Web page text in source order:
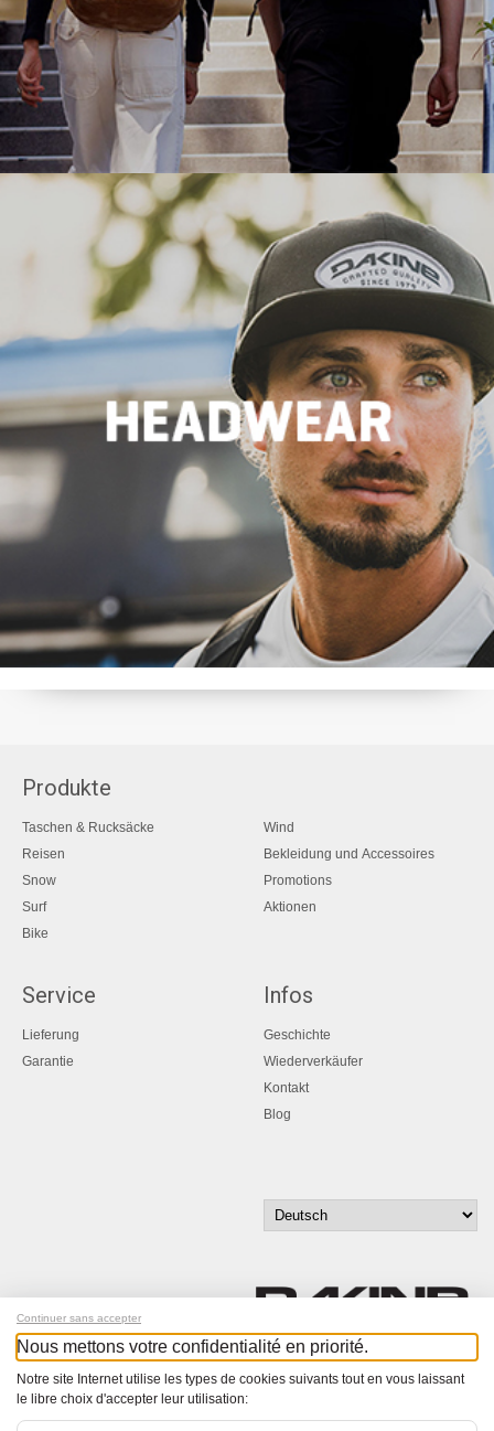
Produkte
Taschen & Rucksäcke
Reisen
Snow
Surf
Bike
Wind
Bekleidung und Accessoires
Promotions
Aktionen
Service
Lieferung
Garantie
Infos
Geschichte
Wiederverkäufer
Kontakt
Blog
© Bucher+Walt 2011-2026
Continuer sans accepter
Nous mettons votre confidentialité en priorité.
Notre site Internet utilise les types de cookies suivants tout en vous laissant
le libre choix d'accepter leur utilisation: